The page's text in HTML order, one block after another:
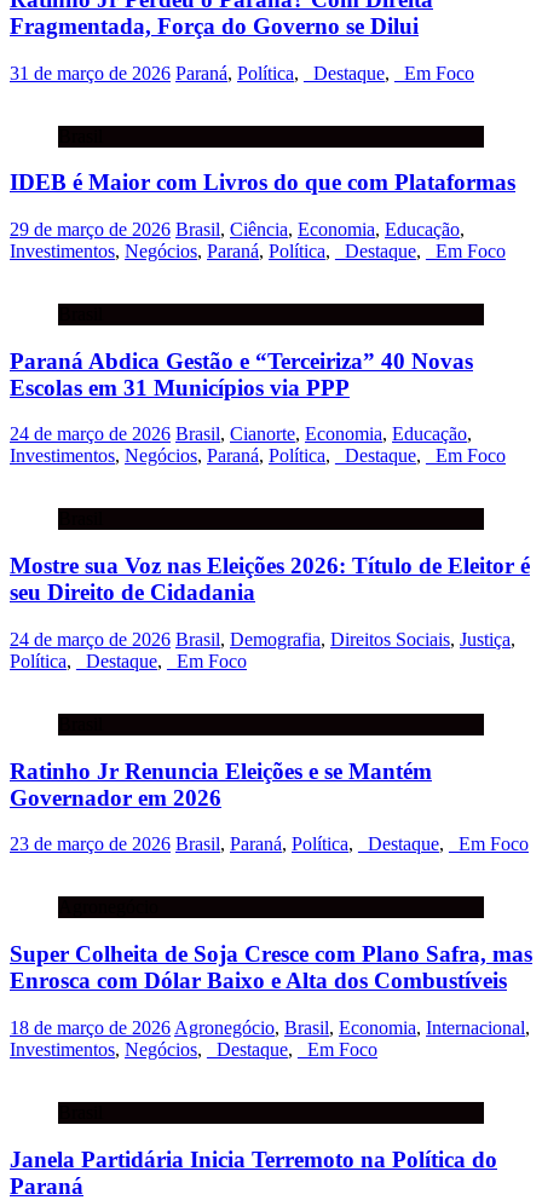
Fragmentada, Força do Governo se Dilui
31 de março de 2026 Paraná, Política, _Destaque, _Em Foco
IDEB é Maior com Livros do que com Plataformas
29 de março de 2026 Brasil, Ciência, Economia, Educação,
Investimentos, Negócios, Paraná, Política, _Destaque, _Em Foco
Paraná Abdica Gestão e “Terceiriza” 40 Novas
Escolas em 31 Municípios via PPP
24 de março de 2026 Brasil, Cianorte, Economia, Educação,
Investimentos, Negócios, Paraná, Política, _Destaque, _Em Foco
Mostre sua Voz nas Eleições 2026: Título de Eleitor é
seu Direito de Cidadania
24 de março de 2026 Brasil, Demografia, Direitos Sociais, Justiça,
Política, _Destaque, _Em Foco
Ratinho Jr Renuncia Eleições e se Mantém
Governador em 2026
23 de março de 2026 Brasil, Paraná, Política, _Destaque, _Em Foco
Super Colheita de Soja Cresce com Plano Safra, mas
Enrosca com Dólar Baixo e Alta dos Combustíveis
18 de março de 2026 Agronegócio, Brasil, Economia, Internacional,
Investimentos, Negócios, _Destaque, _Em Foco
Janela Partidária Inicia Terremoto na Política do
Paraná